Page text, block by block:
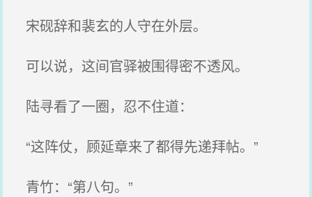
宋砚辞和裴玄的人守在外层。
可以说，这间官驿被围得密不透风。
陆寻看了一圈，忍不住道：
“这阵仗，顾延章来了都得先递拜帖。”
青竹：“第八句。”